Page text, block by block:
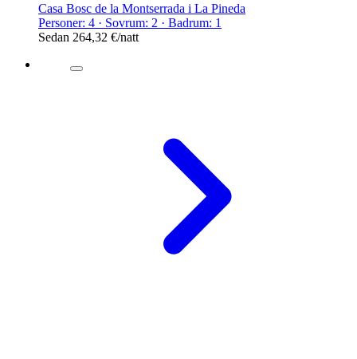
Casa Bosc de la Montserrada i La Pineda
Personer: 4 · Sovrum: 2 · Badrum: 1
Sedan 264,32 €/natt